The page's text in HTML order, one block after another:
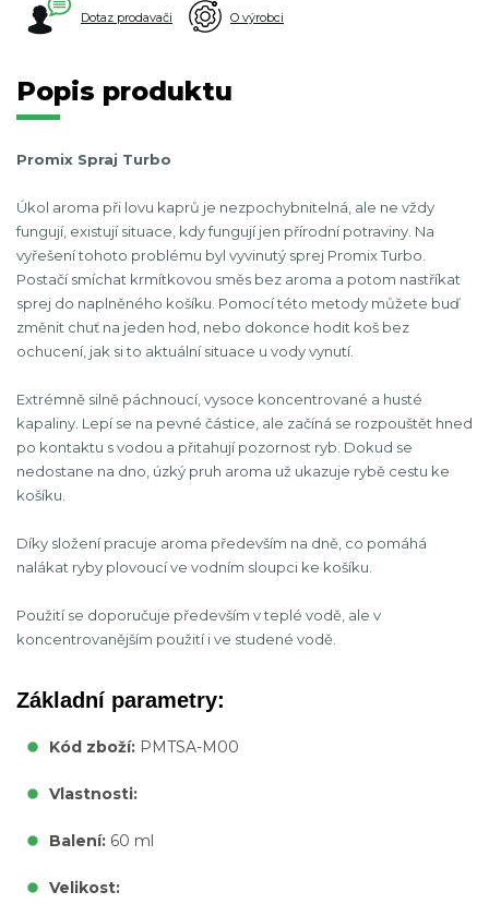
Dotaz prodavači O výrobci
Popis produktu
Promix Spraj Turbo
Úkol aroma při lovu kaprů je nezpochybnitelná, ale ne vždy
fungují, existují situace, kdy fungují jen přírodní potraviny. Na
vyřešení tohoto problému byl vyvinutý sprej Promix Turbo.
Postačí smíchat krmítkovou směs bez aroma a potom nastříkat
sprej do naplněného košíku. Pomocí této metody můžete buď
změnit chuť na jeden hod, nebo dokonce hodit koš bez
ochucení, jak si to aktuální situace u vody vynutí.
Extrémně silně páchnoucí, vysoce koncentrované a husté
kapaliny. Lepí se na pevné částice, ale začíná se rozpouštět hned
po kontaktu s vodou a přitahují pozornost ryb. Dokud se
nedostane na dno, úzký pruh aroma už ukazuje rybě cestu ke
košíku.
Díky složení pracuje aroma především na dně, co pomáhá
nalákat ryby plovoucí ve vodním sloupci ke košíku.
Použití se doporučuje především v teplé vodě, ale v
koncentrovanějším použití i ve studené vodě.
Základní parametry:
Kód zboží: PMTSA-M00
Vlastnosti:
Balení: 60 ml
Velikost: